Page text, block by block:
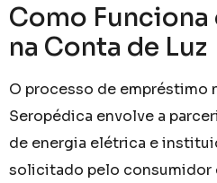
Como
na Conta de Luz
O processo de empréstimo
Seropédica envolve a
de energia elétrica e
solicitado pelo consumidor